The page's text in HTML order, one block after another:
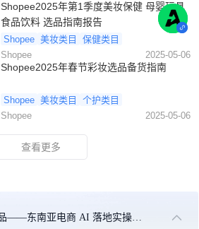
从想法到产品——东南亚电商 AI 落地实操大课
Shopee2025年第1季度美妆保健 母婴玩具
食品饮料 选品指南报告
Shopee 美妆类目
保健类目
Shopee
2025-05-06
Shopee2025年春节彩妆选品备货指南
Shopee 美妆类目
个护类目
Shopee
2025-05-06
查看更多